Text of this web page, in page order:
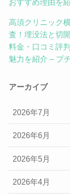
高須クリニック
査！埋没法と切
料金・口コミ評
魅力を紹介 – プ
アーカイブ
2026年7月
2026年6月
2026年5月
2026年4月